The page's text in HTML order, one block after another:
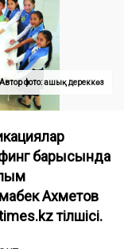
Автор фото: ашық дереккөз
барысында
Ахметов
тілшісі.